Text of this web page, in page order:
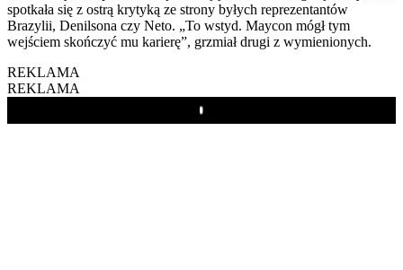
spotkała się z ostrą krytyką ze strony byłych reprezentantów
Brazylii, Denilsona czy Neto. „To wstyd. Maycon mógł tym
wejściem skończyć mu karierę”, grzmiał drugi z wymienionych.
REKLAMA
REKLAMA
Play